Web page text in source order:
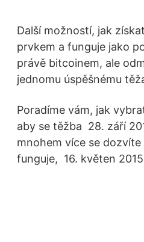
Další možností, jak
prvkem a funguje jako
právě bitcoinem, ale
jednomu úspěšnému
Poradíme vám, jak
aby se těžba 28. září
mnohem více se
funguje, 16. květen